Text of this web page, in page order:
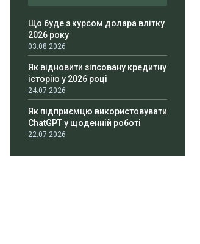
Що буде з курсом долара влітку
2026 року
03.08.2026
Як відновити зіпсовану кредитну
історію у 2026 році
24.07.2026
Як підприємцю використовувати
ChatGPT у щоденній роботі
22.07.2026